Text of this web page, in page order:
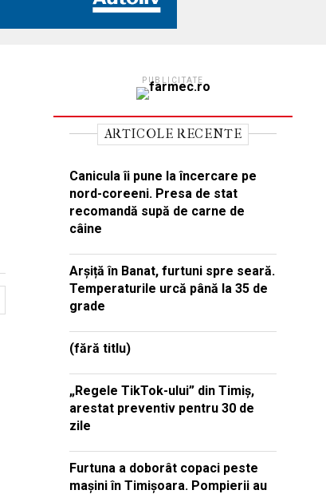
PUBLICITATE
ARTICOLE RECENTE
Canicula îi pune la încercare pe
nord-coreeni. Presa de stat
recomandă supă de carne de
câine
Arșiță în Banat, furtuni spre seară.
Temperaturile urcă până la 35 de
grade
(fără titlu)
„Regele TikTok-ului” din Timiș,
arestat preventiv pentru 30 de
zile
Furtuna a doborât copaci peste
mașini în Timișoara. Pompierii au